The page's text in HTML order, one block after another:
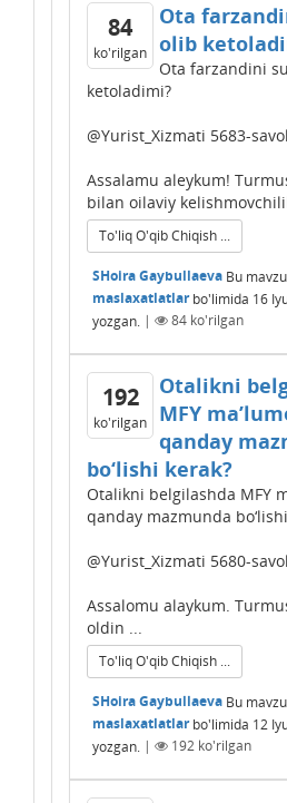
84
ko'rilgan
Ota
olib
Ota farzandini
ketoladimi?
@Yurist_Xizmati 5683-
Assalamu aleykum!
bilan oilaviy
To'liq O'qib Chiqish ...
SHoira Gaybullaeva Bu mavzu
maslaxatlatlarbo'limida 16
yozgan. | 84 ko'rilgan
192
ko'rilgan
Otalikni
MFY
qanday
bo‘lishi kerak?
Otalikni belgilashda MFY
qanday mazmunda
@Yurist_Xizmati 5680-
Assalomu alaykum.
oldin ...
To'liq O'qib Chiqish ...
SHoira Gaybullaeva Bu mavzu
maslaxatlatlarbo'limida 12
yozgan. | 192 ko'rilgan